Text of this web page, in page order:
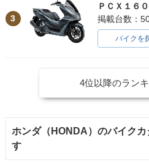
3
ＰＣＸ１６０
掲載台数：
バイクを
4位以降のラン
ホンダ（HONDA）のバイク
す